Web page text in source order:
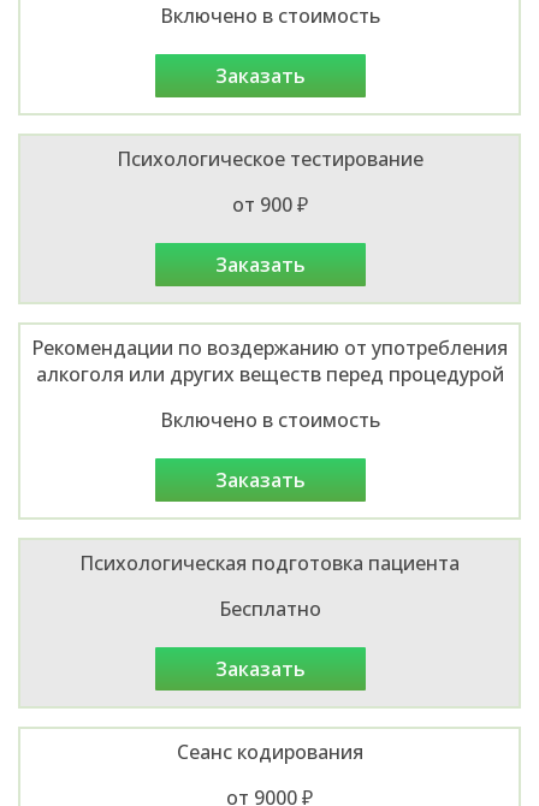
Включено в стоимость
заказать
Психологическое тестирование
от 900 ₽
заказать
Рекомендации по воздержанию от употребления
алкоголя или других веществ перед процедурой
Включено в стоимость
заказать
Психологическая подготовка пациента
Бесплатно
заказать
Сеанс кодирования
от 9000 ₽